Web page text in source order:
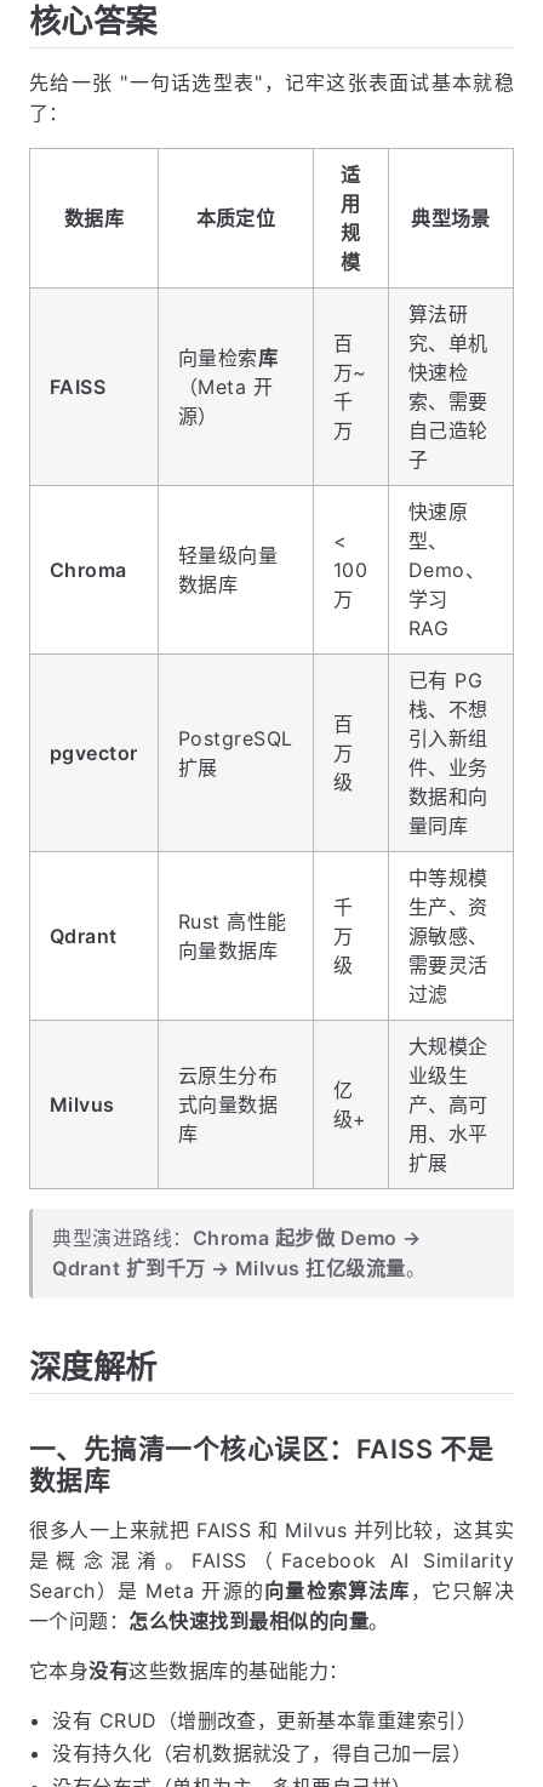
核心答案
先给一张 "一句话选型表"，记牢这张表面试基本就稳
了：
数据库 本质定位
适
用
规
模
典型场景
FAISS
向量检索库
（Meta 开
源）
百
万~
千
万
算法研
究、单机
快速检
索、需要
自己造轮
子
Chroma
轻量级向量
数据库
<
100
万
快速原
型、
Demo、
学习
RAG
pgvector
PostgreSQL
扩展
百
万
级
已有 PG
栈、不想
引入新组
件、业务
数据和向
量同库
Qdrant
Rust 高性能
向量数据库
千
万
级
中等规模
生产、资
源敏感、
需要灵活
过滤
Milvus
云原生分布
式向量数据
库
亿
级+
大规模企
业级生
产、高可
用、水平
扩展
典型演进路线： Chroma 起步做 Demo →
Qdrant 扩到千万 → Milvus 扛亿级流量。
深度解析
一、先搞清一个核心误区：FAISS 不是
数据库
很多人一上来就把 FAISS 和 Milvus 并列比较，这其实
是概念混淆。FAISS（Facebook AI Similarity
Search）是 Meta 开源的向量检索算法库 ，它只解决
一个问题： 怎么快速找到最相似的向量。
它本身没有这些数据库的基础能力：
没有 CRUD（增删改查，更新基本靠重建索引）
没有持久化（宕机数据就没了，得自己加一层）